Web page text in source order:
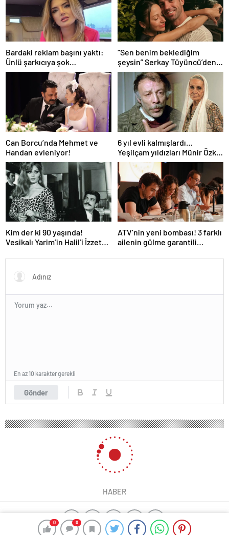
0 0
Bardaki reklam başını yaktı:
Ünlü şarkıcıya şok
soruşturma! Haberim yoktu…
“Sen benim beklediğim
şeysin” Serkay Tüyüncü’den
Zeynep Bastık’a aşk dolu 1. yıl
kutlaması!
Can Borcu’nda Mehmet ve
Handan evleniyor!
6 yıl evli kalmışlardı…
Yeşilçam yıldızları Münir Özkul
ile Suna Selen’in kızları da
ünlü çıktı!
Kim der ki 90 yaşında!
Vesikalı Yarim’in Halil’i İzzet
oldu!
ATV’nin yeni bombası! 3 farklı
ailenin gülme garantili
Gönder
En az 10 karakter gerekli
HABER